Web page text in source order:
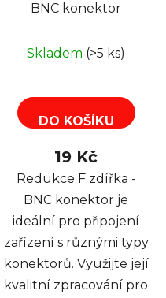
BNC konektor
Skladem (>5 ks)
DO KOŠÍKU
19 Kč
Redukce F zdířka -
BNC konektor je
ideální pro připojení
zařízení s různými typy
konektorů. Využijte její
kvalitní zpracování pro